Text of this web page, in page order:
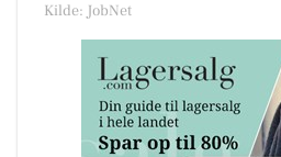
Kilde: JobNet